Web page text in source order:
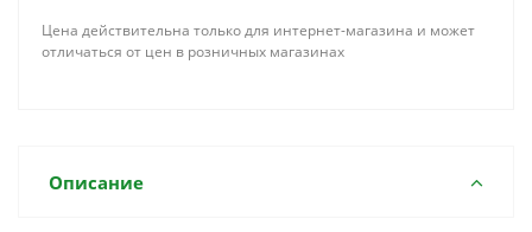
Цена действительна только для интернет-магазина и может
отличаться от цен в розничных магазинах
Описание